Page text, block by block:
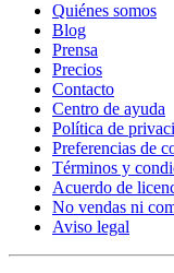
Quiénes somos
Blog
Prensa
Precios
Contacto
Centro de ayuda
Política de
Preferencias de
Términos y
Acuerdo de
No vendas ni
Aviso legal